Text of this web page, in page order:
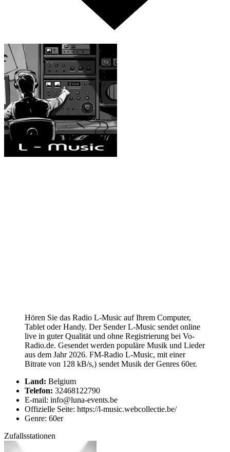
Hören Sie das Radio L-Music auf Ihrem Computer,
Tablet oder Handy. Der Sender L-Music sendet online
live in guter Qualität und ohne Registrierung bei Vo-
Radio.de. Gesendet werden populäre Musik und Lieder
aus dem Jahr 2026. FM-Radio L-Music, mit einer
Bitrate von 128 kB/s,) sendet Musik der Genres 60er.
Land: Belgium
Telefon: 32468122790
E-mail: info@luna-events.be
Offizielle Seite: https://l-music.webcollectie.be/
Genre: 60er
Zufallsstationen